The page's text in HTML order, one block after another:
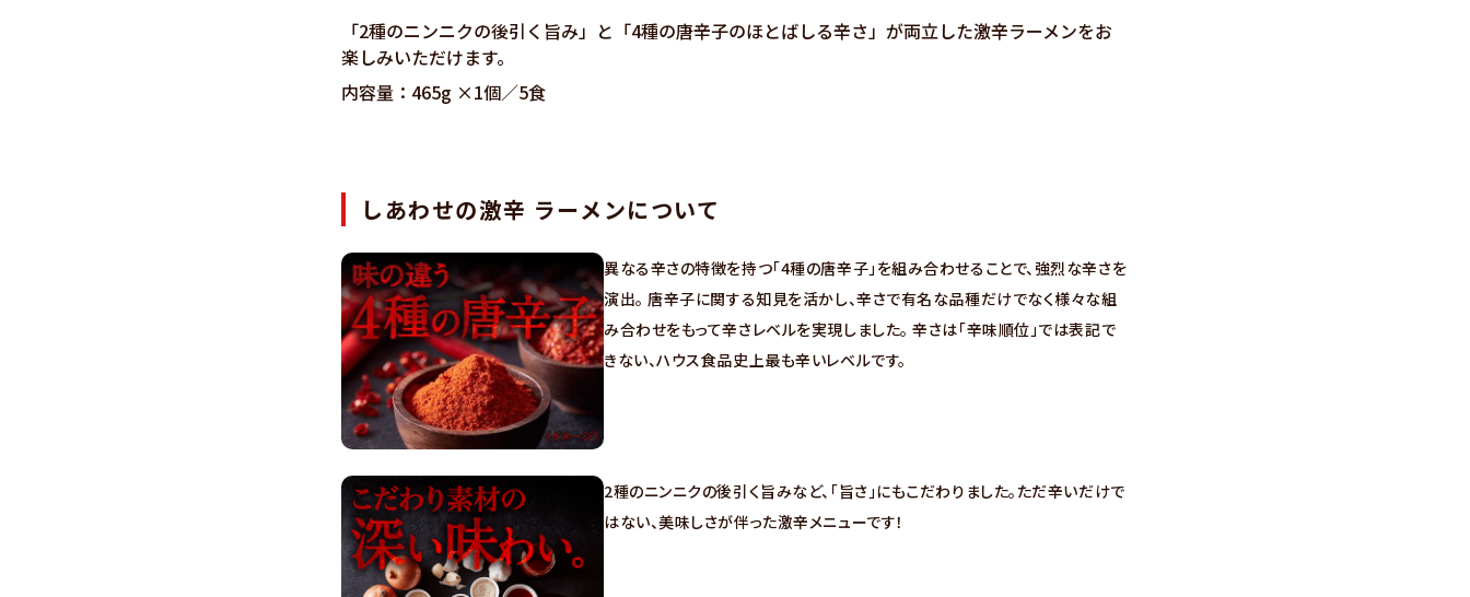
「2種のニンニクの後引く旨み」と「4種の唐辛子のほとばしる辛さ」が両立した激辛ラーメンをお
楽しみいただけます。
内容量：465g ×1個／5食
しあわせの激辛 ラーメンについて
異なる辛さの特徴を持つ「4種の唐辛子」を組み合わせることで、強烈な辛さを
演出。 唐辛子に関する知見を活かし、辛さで有名な品種だけでなく様々な組
み合わせをもって辛さレベルを実現しました。 辛さは「辛味順位」では表記で
きない、ハウス食品史上最も辛いレベルです。
2種のニンニクの後引く旨みなど、「旨さ」にもこだわりました。ただ辛いだけで
はない、美味しさが伴った激辛メニューです！